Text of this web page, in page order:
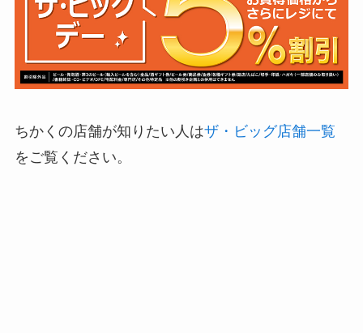
ちかくの店舗が知りたい人はザ・ビッグ店舗一覧
をご覧ください。